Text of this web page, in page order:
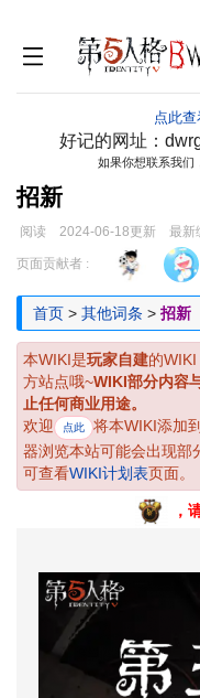
点此
好记的网址：
如果你想联系我
招新
阅读 2024-06-18更新 最新
跳
导
跳
搜
页面贡献者 :
首页 > 其他词条 > 招新
本WIKI是玩家自建的
方站点哦~WIKI部分内容
止任何商业用途。
欢迎
点此 将本WIKI添加
器浏览本站可能会出现部
可查看WIKI计划表页面。
，